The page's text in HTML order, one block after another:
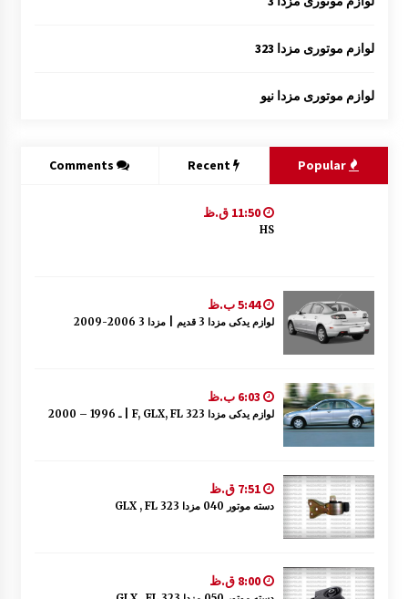
لوازم موتوری مزدا 323
لوازم موتوری مزدا نیو
Recent
Comments
11:50 ق.ظ
HS
5:44 ب.ظ
لوازم یدکی مزدا 3 قدیم | مزدا 3 2006-2009
لوازم یدکی مزدا 323 F, GLX, FL | ـ 1996 – 2000
7:51 ق.ظ
دسته موتور 040 مزدا 323 GLX , FL
8:00 ق.ظ